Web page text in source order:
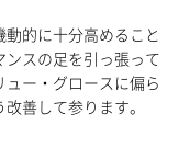
的に十分高めること
ンスの足を引っ張って
ュー・グロースに偏ら
善して参ります。